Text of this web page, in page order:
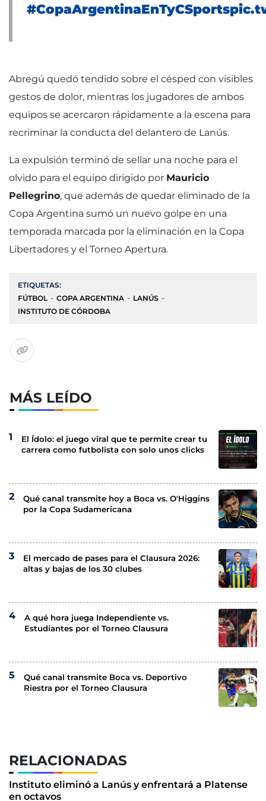
#CopaArgentinaEnTyCSports
Abregú quedó tendido sobre el césped con visibles
gestos de dolor, mientras los jugadores de ambos
equipos se acercaron rápidamente a la escena para
recriminar la conducta del delantero de Lanús.
La expulsión terminó de sellar una noche para el
olvido para el equipo dirigido por Mauricio
Pellegrino, que además de quedar eliminado de la
Copa Argentina sumó un nuevo golpe en una
temporada marcada por la eliminación en la Copa
Libertadores y el Torneo Apertura.
ETIQUETAS:
FÚTBOL
COPA ARGENTINA
LANÚS
INSTITUTO DE CÓRDOBA
RELACIONADAS
Instituto eliminó a Lanús y enfrentará a Platense
en octavos
MÁS LEÍDO
El Ídolo: el juego viral que te permite crear tu
carrera como futbolista con solo unos clicks
Qué canal transmite hoy a Boca vs. O'Higgins
por la Copa Sudamericana
El mercado de pases para el Clausura 2026:
altas y bajas de los 30 clubes
A qué hora juega Independiente vs.
Estudiantes por el Torneo Clausura
Qué canal transmite Boca vs. Deportivo
Riestra por el Torneo Clausura